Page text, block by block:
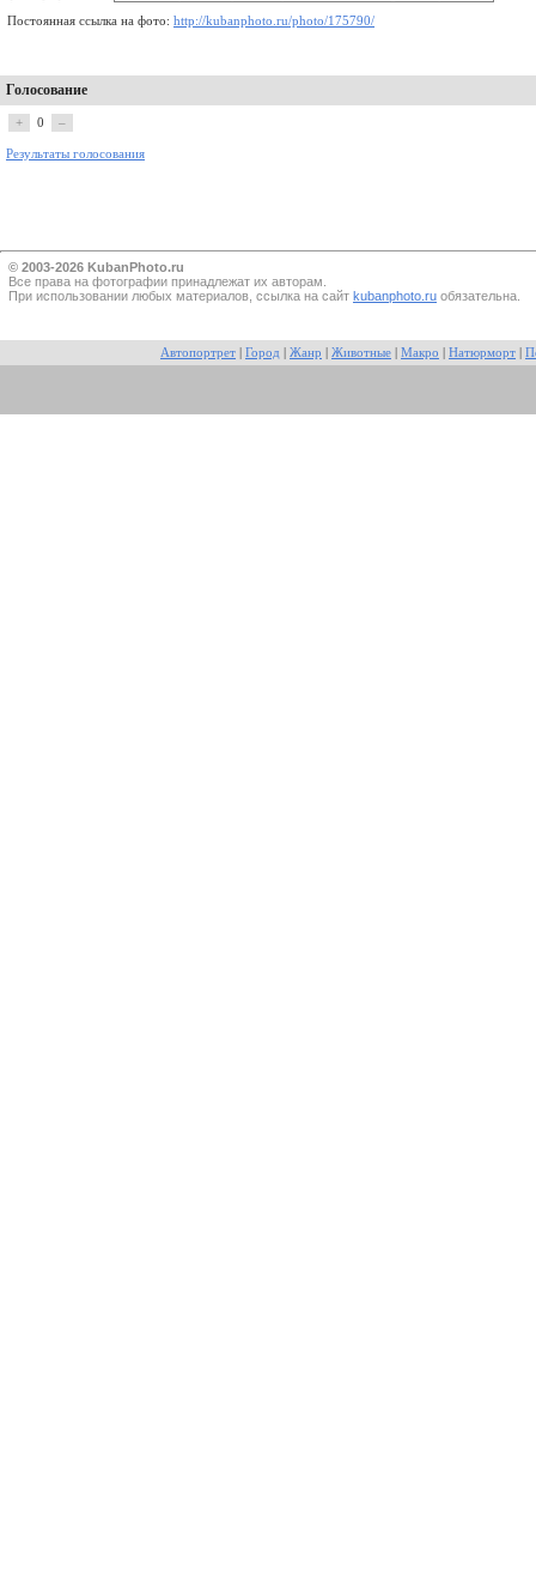
Постоянная ссылка на фото: http://kubanphoto.ru/photo/175790/
Голосование
+ 0 –
Результаты голосования
© 2003-2026 KubanPhoto.ru
Все прaва на фотографии принадлежат их авторам.
При использовании любых материалов, ссылка на сайт kubanphoto.ru обязательна.
Автопортрет Город Жанр Животные Макро Натюрморт